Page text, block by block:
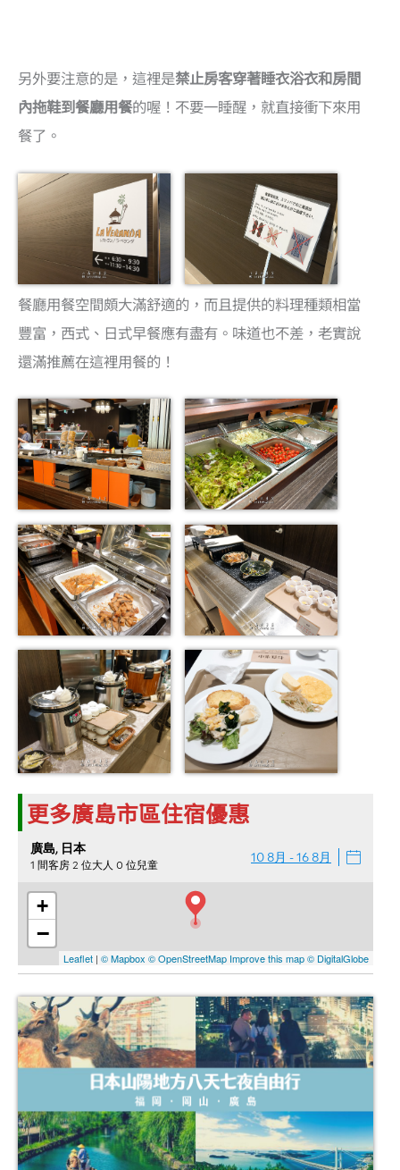
另外要注意的是，這裡是禁止房客穿著睡衣浴衣和房間
內拖鞋到餐廳用餐的喔！不要一睡醒，就直接衝下來用
餐了。
餐廳用餐空間頗大滿舒適的，而且提供的料理種類相當
豐富，西式、日式早餐應有盡有。味道也不差，老實說
還滿推薦在這裡用餐的！
更多廣島市區住宿優惠